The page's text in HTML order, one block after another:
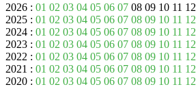
2026 : 01 02 03 04 05 06 07 08 09 10 11 12
2025 : 01 02 03 04 05 06 07 08 09 10 11 12
2024 : 01 02 03 04 05 06 07 08 09 10 11 12
2023 : 01 02 03 04 05 06 07 08 09 10 11 12
2022 : 01 02 03 04 05 06 07 08 09 10 11 12
2021 : 01 02 03 04 05 06 07 08 09 10 11 12
2020 : 01 02 03 04 05 06 07 08 09 10 11 12